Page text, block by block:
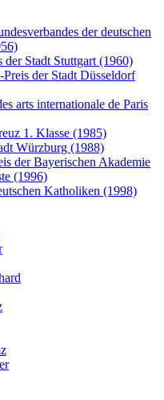
der deutschen
Stadt Stuttgart (1960)
der Stadt Düsseldorf
arts internationale de Paris
1. Klasse (1985)
Würzburg (1988)
der Bayerischen Akademie
(1996)
Katholiken (1998)